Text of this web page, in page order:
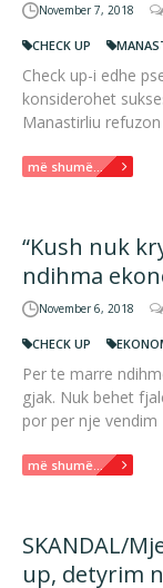
November 7, 2018
CHECK UP
Check up-i edhe
konsiderohet
Manastirliu
më shumë...
“Kush nuk
ndihma
November 6, 2018
CHECK UP
Per te marre
gjak. Nuk behet
por per nje vendim
më shumë...
SKANDAL/
up, detyrim